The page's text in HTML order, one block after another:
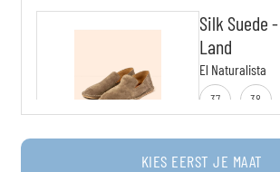
Silk Suede -
Land
El Naturalista
37 38
Meer informatie
KIES EERST JE MAAT